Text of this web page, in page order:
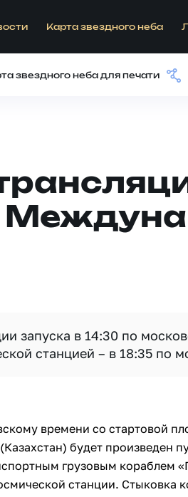
Карта звездного неба
звездного неба для печати
запуска в 14:30 по
станцией – в 18:35 по
времени со стартовой
будет произведен
грузовым кораблем
станции. Стыковка